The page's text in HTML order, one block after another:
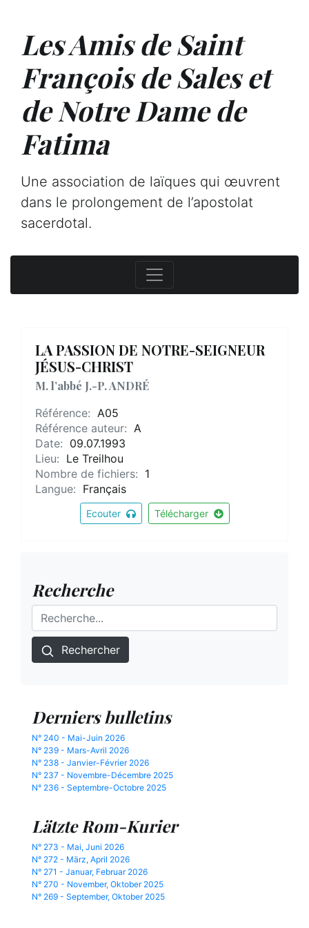
Les Amis de Saint
François de Sales et
de Notre Dame de
Fatima
Une association de laïques qui œuvrent
dans le prolongement de l’apostolat
sacerdotal.
LA PASSION DE NOTRE-SEIGNEUR
JÉSUS-CHRIST
M. l’abbé J.-P. ANDRÉ
Référence: A05
Référence auteur: A
Date: 09.07.1993
Lieu: Le Treilhou
Nombre de fichiers: 1
Langue: Français
Ecouter Télécharger
Recherche
Rechercher
Derniers bulletins
N° 240 - Mai-Juin 2026
N° 239 - Mars-Avril 2026
N° 238 - Janvier-Février 2026
N° 237 - Novembre-Décembre 2025
N° 236 - Septembre-Octobre 2025
Lätzte Rom-Kurier
N° 273 - Mai, Juni 2026
N° 272 - März, April 2026
N° 271 - Januar, Februar 2026
N° 270 - November, Oktober 2025
N° 269 - September, Oktober 2025